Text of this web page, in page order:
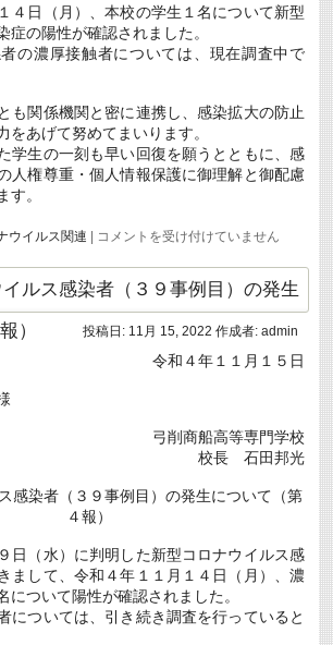
発
生
に
つ
は
４日（月）、本校の学生１名について新型
症の陽性が確認されました。
の濃厚接触者については、現在調査中で
も関係機関と密に連携し、感染拡大の防止
をあげて努めてまいります。
学生の一刻も早い回復を願うとともに、感
人権尊重・個人情報保護に御理解と御配慮
す。
ウイルス関連
新
コ
ロ
ナ
ウ
イ
目）
の
発
生
に
つ
い
て
は
コメントを受け付けていません
ルス感染者（３９事例目）の発生
）
投稿日: 11月 15, 2022 作成者: admin
令和４年１１月１５日
弓削商船高等専門学校
校長 石田邦光
感染者（３９事例目）の発生について（第
４報）
日（水）に判明した新型コロナウイルス感
まして、令和４年１１月１４日（月）、濃
について陽性が確認されました。
については、引き続き調査を行っていると